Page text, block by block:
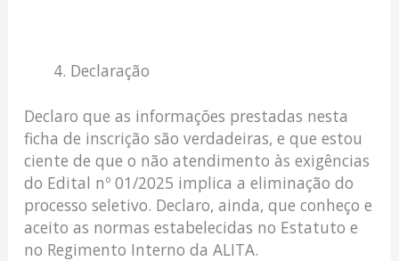
Declaração
Declaro que as informações prestadas nesta
ficha de inscrição são verdadeiras, e que estou
ciente de que o não atendimento às exigências
do Edital nº 01/2025 implica a eliminação do
processo seletivo. Declaro, ainda, que conheço e
aceito as normas estabelecidas no Estatuto e
no Regimento Interno da ALITA.